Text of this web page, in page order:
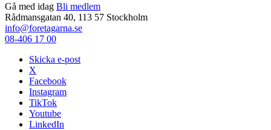
Gå med idag Bli medlem
Rådmansgatan 40, 113 57 Stockholm
info@foretagarna.se
08-406 17 00
Skicka e-post
X
Facebook
Instagram
TikTok
Youtube
LinkedIn